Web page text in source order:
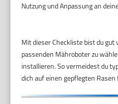
Nutzung und Anpassung an
Mit dieser Checkliste bist du gut
passenden Mähroboter zu
installieren. So vermeidest du
dich auf einen gepflegten Rasen